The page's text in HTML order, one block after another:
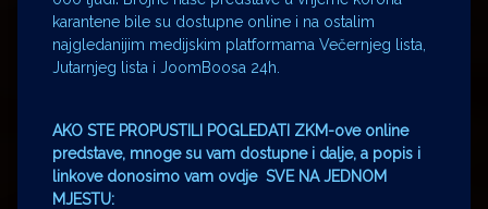
karantene bile su dostupne online i na ostalim
najgledanijim medijskim platformama Večernjeg lista,
Jutarnjeg lista i JoomBoosa 24h.
AKO STE PROPUSTILI POGLEDATI ZKM-ove online
predstave, mnoge su vam dostupne i dalje, a popis i
linkove donosimo vam ovdje SVE NA JEDNOM
MJESTU: